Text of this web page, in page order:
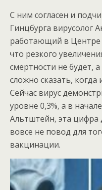
С ним согласен и
Гинцбурга вирусолог
работающий в Центре
что резкого
смертности не будет,
сложно сказать,
Сейчас вирус
уровне 0,3%, а в
Альтштейн, эта цифра
вовсе не повод для
вакцинации.